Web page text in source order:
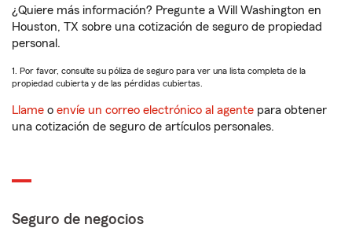
¿Quiere más información? Pregunte a Will Washington en
Houston, TX sobre una cotización de seguro de propiedad
personal.
1. Por favor, consulte su póliza de seguro para ver una lista completa de la
propiedad cubierta y de las pérdidas cubiertas.
Llame o envíe un correo electrónico al agente para obtener
una cotización de seguro de artículos personales.
Seguro de negocios